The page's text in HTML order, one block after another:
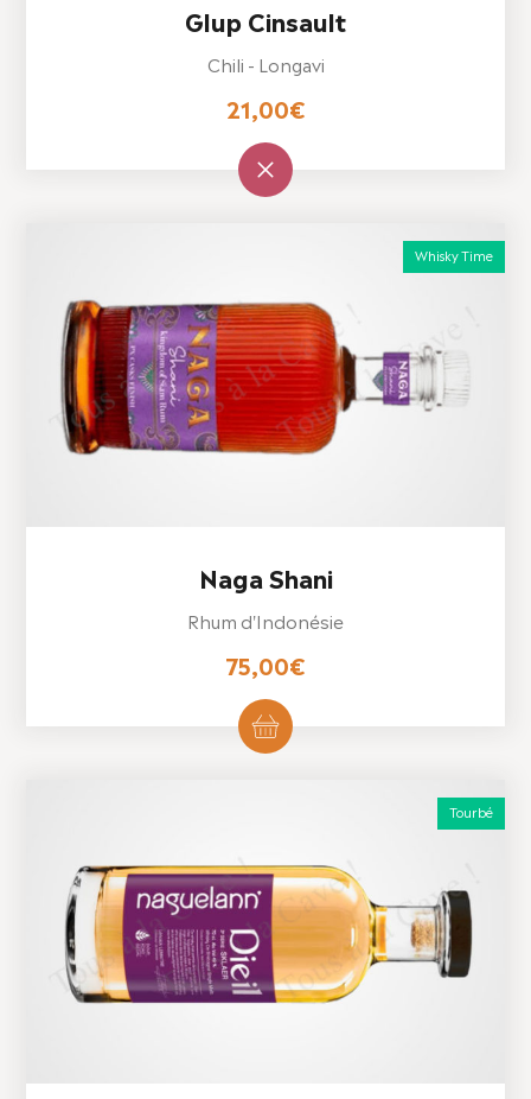
Glup Cinsault
Chili - Longavi
21,00€
Whisky Time
Naga Shani
Rhum d'Indonésie
75,00€
Tourbé